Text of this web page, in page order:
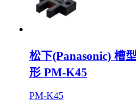
松下(Panasonic) 槽
形 PM-K45
PM-K45